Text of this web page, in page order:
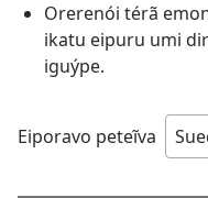
Orerenói térã
ikatu eipuru umi
iguýpe.
Eiporavo peteĩva